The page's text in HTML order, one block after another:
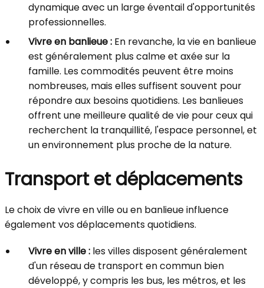
dynamique avec un large éventail d'opportunités
professionnelles.
Vivre en banlieue : En revanche, la vie en banlieue
est généralement plus calme et axée sur la
famille. Les commodités peuvent être moins
nombreuses, mais elles suffisent souvent pour
répondre aux besoins quotidiens. Les banlieues
offrent une meilleure qualité de vie pour ceux qui
recherchent la tranquillité, l'espace personnel, et
un environnement plus proche de la nature.
Transport et déplacements
Le choix de vivre en ville ou en banlieue influence
également vos déplacements quotidiens.
Vivre en ville : les villes disposent généralement
d'un réseau de transport en commun bien
développé, y compris les bus, les métros, et les